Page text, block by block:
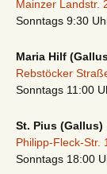
Mainzer Landstr.
Sonntags 9:30
Maria Hilf
Rebstöcker
Sonntags 11:00
St. Pius (Gallus)
Philipp-Fleck-Str.
Sonntags 18:00